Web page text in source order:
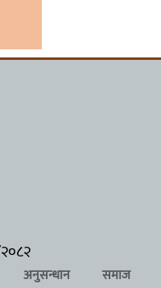
अनुसन्धान
समाज